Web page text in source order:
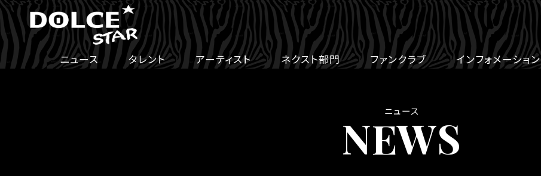
ニュース タレント アーティスト ネクスト部門 ファンクラブ インフォメーション
ニュース
NEWS